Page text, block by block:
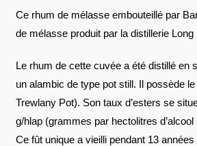
Ce rhum de mélasse embouteillé par
de mélasse produit par la distillerie
Le rhum de cette cuvée a été distillé en
un alambic de type pot still. Il possède
Trewlany Pot). Son taux d’esters se
g/hlap (grammes par hectolitres d’alcool
Ce fût unique a vieilli pendant 13